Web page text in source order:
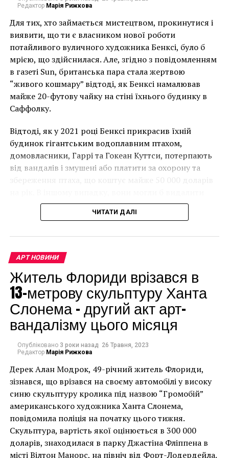
Аполлона и Венеру, а также херувима (возможно,
сын Венеры Амур). После экспертизы ученые
идентифицировали работу как «Аполлон и Венера»
Ван Веена (ок. 1595-1600).
«Я даже не
предполагал, что эта
работа имеет такую
ценность. Я подумал,
если бы картина
действительно
принадлежала руке
бы оставили в
пыльном шкафу», –
рассказал Уоррен
журналистам.
Внимание мужчины привлекла небольшая наклейка
на обратной стороне холста. Именно она побудила
Уоррена продолжить расследование. То, что
выглядело как значок аукционного дома, на самом
деле оказалось этикеткой из музея Метрополитен в
Нью-Йорке, где картина ранее демонстрировалась.
Немного покопавшись, Уоррен обнаружил, что
произведение было передано в аренду
коллекционеру Насону Коллинзу, который позже
переехал в Де-Мойн и взял работу с собой. В 1923
году внучка Коллинза пожертвовала картину
местному женскому клубу, который находился в
Хойт Шерман.
Редактор Марія Рижкова
Для тих, хто займається мистецтвом, прокинутися і
виявити, що ти є власником нової роботи
потайливого вуличного художника Бенксі, було б
мрією, що здійснилася. Але, згідно з повідомленням
в газеті Sun, британська пара стала жертвою
“живого кошмару” відтоді, як Бенксі намалював
майже 20-футову чайку на стіні їхнього будинку в
Саффолку.
Відтоді, як у 2021 році Бенксі прикрасив їхній
будинок гігантським водоплавним птахом,
домовласники, Гаррі та Гокеан Куттси, потерпають
від вандалів і змушені або платити за охорону та
збереження птаха, що коштує майже 50 000 доларів
мурал, що може коштувати до чверті мільйона
доларів.
Чоловік позує під макетом чайки, яка ось-ось
накинеться на упаковку чіпсів – сюжет графіті, що
має ознаки вуличного художника Бенксі, на стіні в
Лоустофті на східному узбережжі Англії 8 серпня 2021
року. (Фото Джастіна Талліса / AFP)
В інтерв’ю “Таймс” пан Куттс сказав:
ЧИТАТИ ДАЛІ
АРТ НОВИНИ
Житель Флориди врізався в
13-метрову скульптуру Ханта
Слонема – другий акт арт-
вандалізму цього місяця
Опубліковано 3 роки назад 26 Травня, 2023
Редактор Марія Рижкова
Дерек Алан Модрок, 49-річний житель Флориди,
зізнався, що врізався на своєму автомобілі у високу
синю скульптуру кролика під назвою “Громобій”
американського художника Ханта Слонема,
повідомила поліція на початку цього тижня.
Скульптура, вартість якої оцінюється в 300 000
доларів, знаходилася в парку Джастіна Фліппена в
місті Вілтон Манорс, на північ від Форт-Лодердейла.